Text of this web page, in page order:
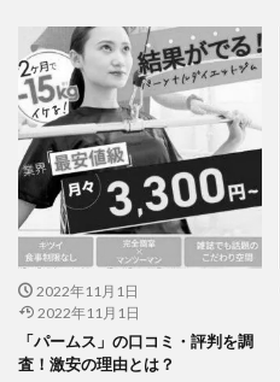
2022年11月1日
2022年11月1日
「パームス」の口コミ・評判を調
査！激安の理由とは？